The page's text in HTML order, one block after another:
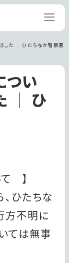
した ｜ ひたちなか警察署
つい
｜ ひ
】
ひたちな
方不明に
ては無事